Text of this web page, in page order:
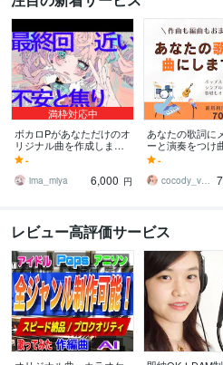
満枠対応中
ボカロPがあなただけのオ
リジナル曲を作成します
サービス開始のため1曲の
み特別価格で提供しま
す！
-
ima_miya
6,000 円
あなたの歌詞に
ーと演奏をつけ
す 高品質なオリ
に！作曲・編曲
IXします！
-
cocody_voice
レビュー高評価サービス